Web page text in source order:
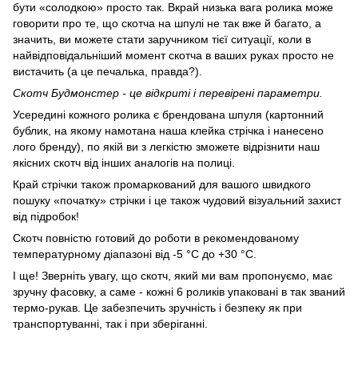
бути «солодкою» просто так. Вкрай низька вага ролика може
говорити про те, що скотча на шпулі не так вже й багато, а
значить, ви можете стати заручником тієї ситуації, коли в
найвідповідальніший момент скотча в ваших руках просто не
вистачить (а це печалька, правда?).
Скотч Будмонстер - це відкриті і перевірені параметри.
Усередині кожного ролика є брендована шпуля (картонний
бублик, на якому намотана наша клейка стрічка і нанесено
лого бренду), по якій ви з легкістю зможете відрізнити наш
якісних скотч від інших аналогів на полиці.
Край стрічки також промаркований для вашого швидкого
пошуку «початку» стрічки і це також чудовий візуальний захист
від підробок!
Скотч повністю готовий до роботи в рекомендованому
температурному діапазоні від -5 °С до +30 °С.
І ще! Зверніть увагу, що скотч, який ми вам пропонуємо, має
зручну фасовку, а саме - кожні 6 роликів упаковані в так званий
термо-рукав. Це забезпечить зручність і безпеку як при
транспортуванні, так і при зберіганні.